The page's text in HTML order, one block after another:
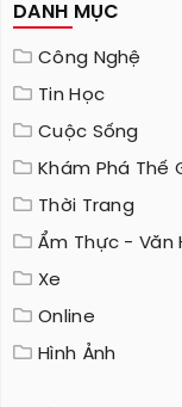
DANH MỤC
Công Nghệ
Tin Học
Cuộc Sống
Khám Phá Thế
Thời Trang
Ẩm Thực - Văn
Xe
Online
Hình Ảnh